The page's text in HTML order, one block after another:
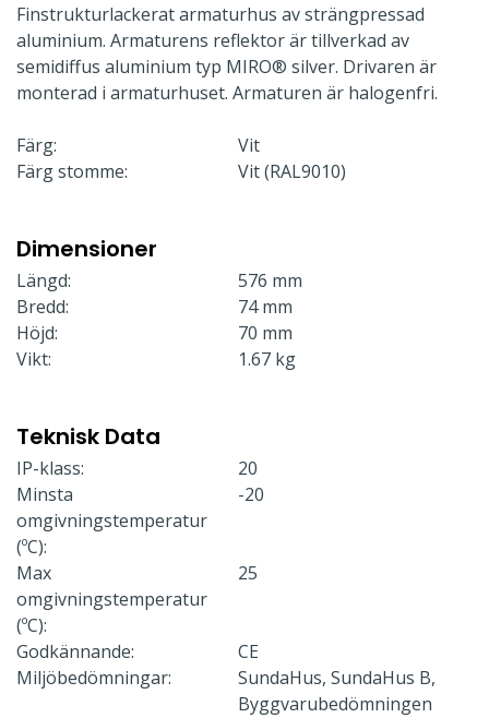
Finstrukturlackerat armaturhus av strängpressad
aluminium. Armaturens reflektor är tillverkad av
semidiffus aluminium typ MIRO® silver. Drivaren är
monterad i armaturhuset. Armaturen är halogenfri.
Färg:
Vit
Färg stomme:
Vit (RAL9010)
Dimensioner
Längd:
576 mm
Bredd:
74 mm
Höjd:
70 mm
Vikt:
1.67 kg
Teknisk Data
IP-klass:
20
Minsta
omgivningstemperatur
(ºC):
-20
Max
omgivningstemperatur
(ºC):
25
Godkännande:
CE
Miljöbedömningar:
SundaHus, SundaHus B,
Byggvarubedömningen